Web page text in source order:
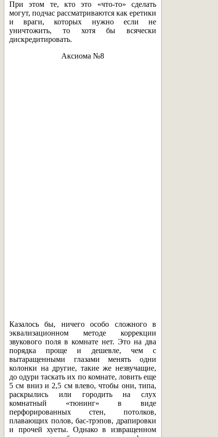
При этом те, кто это «что-то» сделать
могут, подчас рассматриваются как еретики
и враги, которых нужно если не
уничтожить, то хотя бы всячески
дискредитировать.
Аксиома №8
Казалось бы, ничего особо сложного в
эквализационном методе коррекции
звукового поля в комнате нет. Это на два
порядка проще и дешевле, чем с
вытаращенными глазами менять одни
колонки на другие, такие же незвучащие,
до одури таскать их по комнате, ловить еще
5 см вниз и 2,5 см влево, чтобы они, типа,
раскрылись или городить на слух
комнатный «тюнинг» в виде
перфорированных стен, потолков,
плавающих полов, бас-трэпов, драпировки
и прочей хуеты. Однако в извращенном